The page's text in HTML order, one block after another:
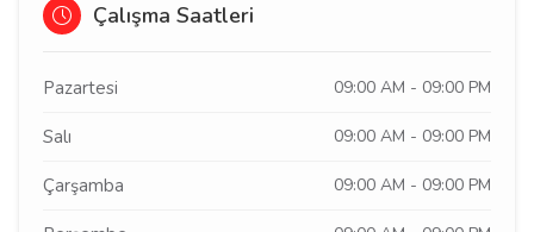
Çalışma Saatleri
Pazartesi 09:00 AM - 09:00 PM
Salı 09:00 AM - 09:00 PM
Çarşamba 09:00 AM - 09:00 PM